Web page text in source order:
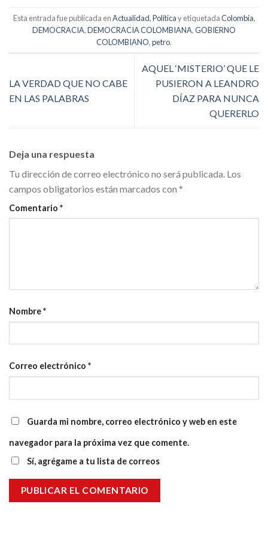
Esta entrada fue publicada enActualidad,Políticay etiquetadaColombia,
DEMOCRACIA,DEMOCRACIA COLOMBIANA,GOBIERNO
COLOMBIANO,petro.
LA VERDAD QUE NO CABE
EN LAS PALABRAS
AQUEL ‘MISTERIO’ QUE LE
PUSIERON A LEANDRO
DÍAZ PARA NUNCA
QUERERLO
Deja una respuesta
Tu dirección de correo electrónico no será publicada. Los
campos obligatorios están marcados con *
Comentario *
Nombre*
Correo electrónico *
Guarda mi nombre, correo electrónico y web en este
navegador para la próxima vez que comente.
Sí, agrégame a tu lista de correos